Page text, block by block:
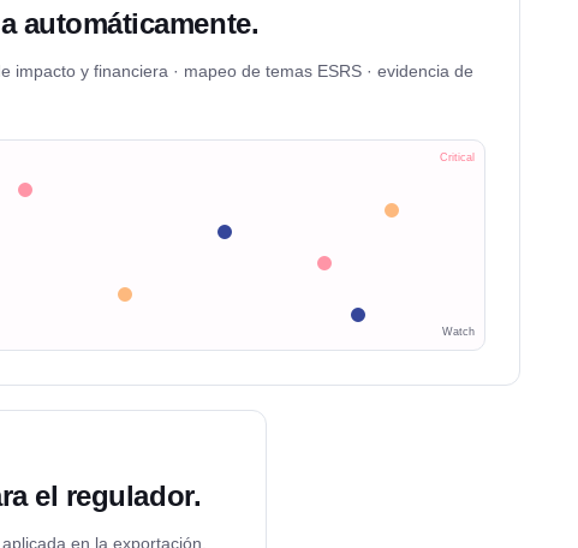
automáticamente.
impacto y financiera · mapeo de temas ESRS · evidencia de
Critical
Watch
el regulador.
en la exportación.